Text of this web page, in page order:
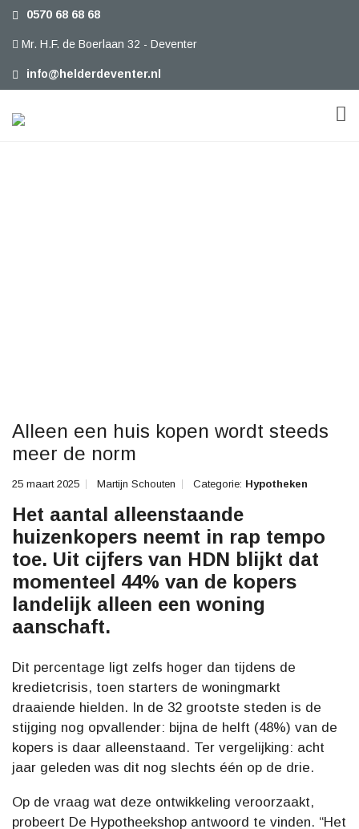
0570 68 68 68
Mr. H.F. de Boerlaan 32 - Deventer
info@helderdeventer.nl
Alleen een huis kopen wordt steeds
meer de norm
25 maart 2025 Martijn Schouten Categorie: Hypotheken
Het aantal alleenstaande
huizenkopers neemt in rap tempo
toe. Uit cijfers van HDN blijkt dat
momenteel 44% van de kopers
landelijk alleen een woning
aanschaft.
Dit percentage ligt zelfs hoger dan tijdens de
kredietcrisis, toen starters de woningmarkt
draaiende hielden. In de 32 grootste steden is de
stijging nog opvallender: bijna de helft (48%) van de
kopers is daar alleenstaand. Ter vergelijking: acht
jaar geleden was dit nog slechts één op de drie.
Op de vraag wat deze ontwikkeling veroorzaakt,
probeert De Hypotheekshop antwoord te vinden. “Het